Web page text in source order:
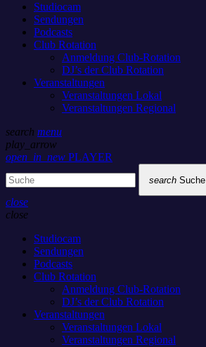
Studiocam
Sendungen
Podcasts
Club Rotation
Anmeldung Club-Rotation
DJ’s der Club Rotation
Veranstaltungen
Veranstaltungen Lokal
Veranstaltungen Regional
search menu
play_arrow
open_in_new PLAYER
search Suche
close
close
Studiocam
Sendungen
Podcasts
Club Rotation
Anmeldung Club-Rotation
DJ’s der Club Rotation
Veranstaltungen
Veranstaltungen Lokal
Veranstaltungen Regional